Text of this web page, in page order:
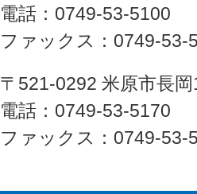
電話：0749-53-5100
ファックス：0749-53-
〒521-0292 米原市長
電話：0749-53-5170
ファックス：0749-53-